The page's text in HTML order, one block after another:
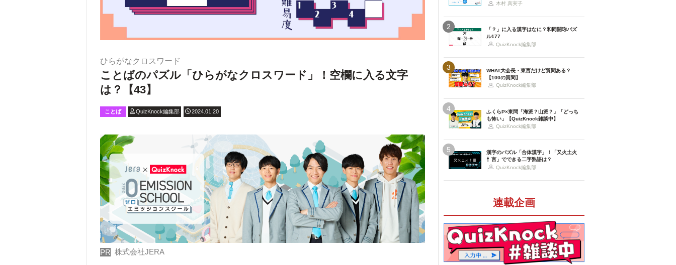
ひらがなクロスワード
ことばのパズル「ひらがなクロスワード」！空欄に入る文字
は？【43】
ことば QuizKnock編集部 2024.01.20
PR 株式会社JERA
木村 真実子
2
「？」に入る漢字はなに？和同開珎パズ
ル177
QuizKnock編集部
3
WHAT大会長・東言だけど質問ある？
【100の質問】
QuizKnock編集部
4
ふくらP×東問「海派？山派？」「どっち
も怖い」【QuizKnock雑談中】
QuizKnock編集部
5
漢字のパズル「合体漢字」！「又火土火
忄言」でできる二字熟語は？
QuizKnock編集部
連載企画